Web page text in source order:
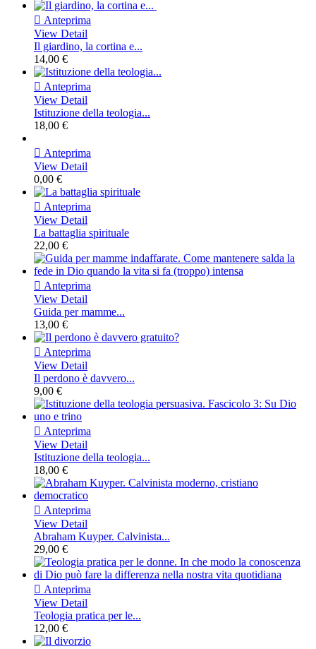
 Anteprima
View Detail
Il giardino, la cortina e...
14,00 €
 Anteprima
View Detail
Istituzione della teologia...
18,00 €
 Anteprima
View Detail
0,00 €
 Anteprima
View Detail
La battaglia spirituale
22,00 €
 Anteprima
View Detail
Guida per mamme...
13,00 €
 Anteprima
View Detail
Il perdono è davvero...
9,00 €
 Anteprima
View Detail
Istituzione della teologia...
18,00 €
 Anteprima
View Detail
Abraham Kuyper. Calvinista...
29,00 €
 Anteprima
View Detail
Teologia pratica per le...
12,00 €